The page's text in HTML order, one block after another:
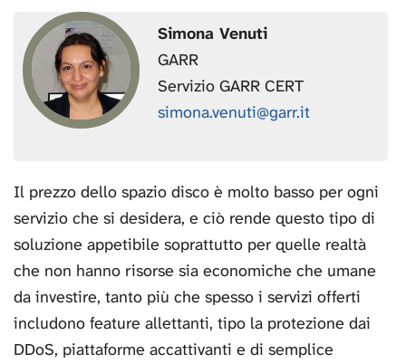
Simona Venuti
GARR
Servizio GARR CERT
simona.venuti@garr.it
Il prezzo dello spazio disco è molto basso per ogni
servizio che si desidera, e ciò rende questo tipo di
soluzione appetibile soprattutto per quelle realtà
che non hanno risorse sia economiche che umane
da investire, tanto più che spesso i servizi offerti
includono feature allettanti, tipo la protezione dai
DDoS, piattaforme accattivanti e di semplice